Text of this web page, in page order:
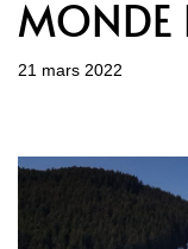
MONDE
21 mars 2022